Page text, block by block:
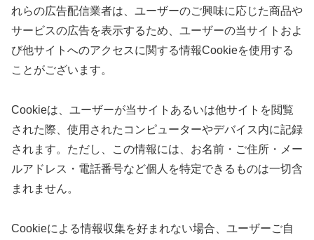
れらの広告配信業者は、ユーザーのご興味に応じた商品や
サービスの広告を表示するため、ユーザーの当サイトおよ
び他サイトへのアクセスに関する情報Cookieを使用する
ことがございます。
Cookieは、ユーザーが当サイトあるいは他サイトを閲覧
された際、使用されたコンピューターやデバイス内に記録
されます。ただし、この情報には、お名前・ご住所・メー
ルアドレス・電話番号など個人を特定できるものは一切含
まれません。
Cookieによる情報収集を好まれない場合、ユーザーご自